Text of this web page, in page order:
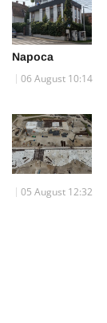
Napoca
06 August 10:14
05 August 12:32